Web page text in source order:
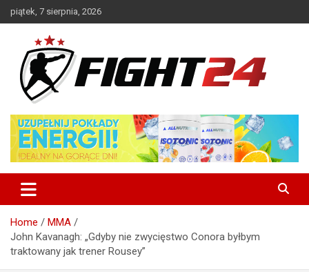
Skip
to
piątek, 7 sierpnia, 2026
FIGHT24.PL – MMA i K-1, UFC
Home
MMA
John Kavanagh: „Gdyby nie zwycięstwo Conora byłbym
traktowany jak trener Rousey”